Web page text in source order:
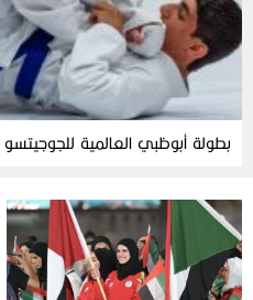
بطولة أبوظبي العالمية